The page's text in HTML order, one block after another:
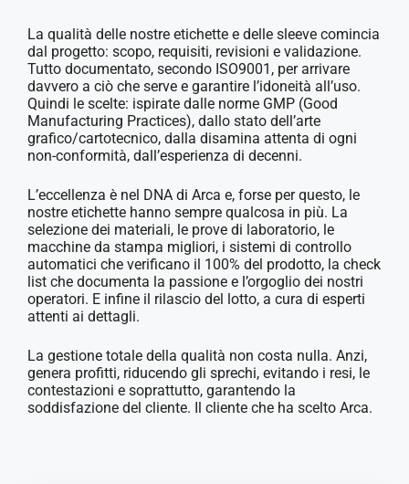
La qualità delle nostre etichette e delle sleeve comincia
dal progetto: scopo, requisiti, revisioni e validazione.
Tutto documentato, secondo ISO9001, per arrivare
davvero a ciò che serve e garantire l’idoneità all’uso.
Quindi le scelte: ispirate dalle norme GMP (Good
Manufacturing Practices), dallo stato dell’arte
grafico/cartotecnico, dalla disamina attenta di ogni
non-conformità, dall’esperienza di decenni.
L’eccellenza è nel DNA di Arca e, forse per questo, le
nostre etichette hanno sempre qualcosa in più. La
selezione dei materiali, le prove di laboratorio, le
macchine da stampa migliori, i sistemi di controllo
automatici che verificano il 100% del prodotto, la check
list che documenta la passione e l’orgoglio dei nostri
operatori. E infine il rilascio del lotto, a cura di esperti
attenti ai dettagli.
La gestione totale della qualità non costa nulla. Anzi,
genera profitti, riducendo gli sprechi, evitando i resi, le
contestazioni e soprattutto, garantendo la
soddisfazione del cliente. Il cliente che ha scelto Arca.